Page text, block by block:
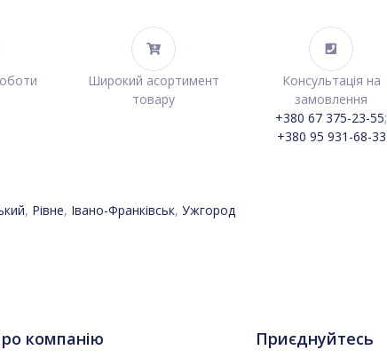
Широкий асортимент
товару
Консультація на
замовлення
+380 67 375-23-55;
+380 95 931-68-33
, Рівне, Івано-Франківськ, Ужгород
компанію Приєднуйтесь